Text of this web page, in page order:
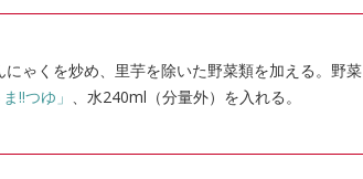
ゃくを炒め、里芋を除いた野菜類を加える。野菜
!!つゆ」 、水240ml（分量外）を入れる。